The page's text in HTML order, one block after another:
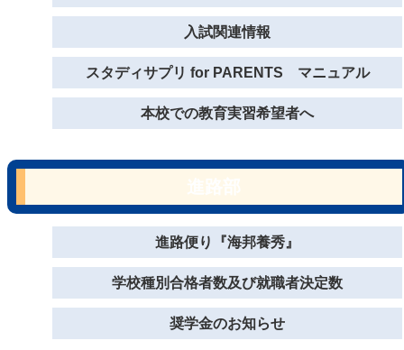
入試関連情報
スタディサプリ for PARENTS マニュアル
本校での教育実習希望者へ
進路便り『海邦養秀』
学校種別合格者数及び就職者決定数
奨学金のお知らせ